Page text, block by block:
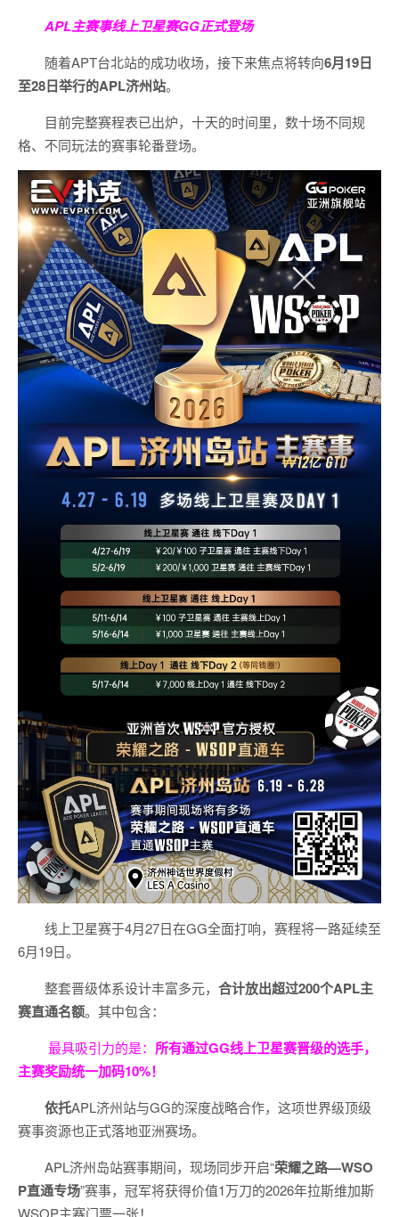
APL主赛事线上卫星赛GG正式登场
随着APT台北站的成功收场，接下来焦点将转向6月19日
至28日举行的APL济州站。
目前完整赛程表已出炉，十天的时间里，数十场不同规
格、不同玩法的赛事轮番登场。
线上卫星赛于4月27日在GG全面打响，赛程将一路延续至
6月19日。
整套晋级体系设计丰富多元， 合计放出超过200个APL主
赛直通名额。其中包含：
最具吸引力的是： 所有通过GG线上卫星赛晋级的选手，
主赛奖励统一加码10%！
依托APL济州站与GG的深度战略合作，这项世界级顶级
赛事资源也正式落地亚洲赛场。
APL济州岛站赛事期间，现场同步开启“荣耀之路—WSO
P直通专场”赛事，冠军将获得价值1万刀的2026年拉斯维加斯
WSOP主赛门票一张！